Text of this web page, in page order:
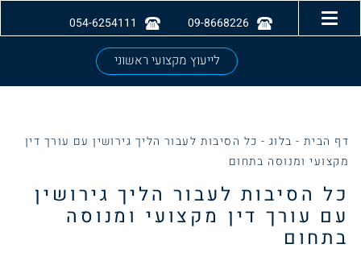
09-8668226
054-6254111
לייעוץ מקצועי ראשוני
דף הבית - בלוג - כל הסיבות לעבור הליך גירושין עם עורך דין
מקצועי ומנוסה בתחום
כל הסיבות לעבור הליך גירושין
עם עורך דין מקצועי ומנוסה
בתחום